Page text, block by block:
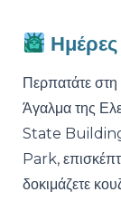
Περπατάτε
Άγαλμα της
State
Park,
δοκιμάζετε